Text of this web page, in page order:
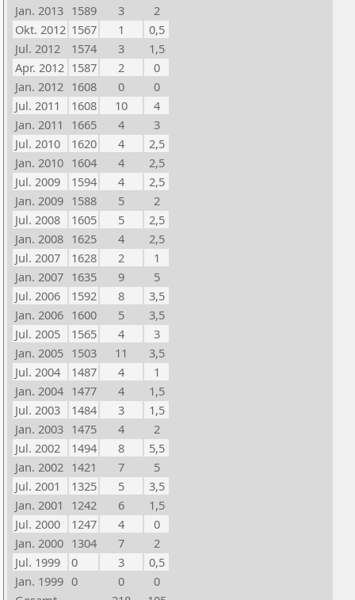
Jan. 2013 1589 3
2
Okt. 2012 1567 1
0,5
Jul. 2012
1574 3
1,5
Apr. 2012 1587 2
0
Jan. 2012 1608 0
0
Jul. 2011
1608 10
4
Jan. 2011
1665 4
3
Jul. 2010
1620 4
2,5
Jan. 2010 1604 4
2,5
Jul. 2009
1594 4
2,5
Jan. 2009 1588 5
2
Jul. 2008
1605 5
2,5
Jan. 2008 1625 4
2,5
Jul. 2007
1628 2
1
Jan. 2007 1635 9
5
Jul. 2006
1592 8
3,5
Jan. 2006 1600 5
3,5
Jul. 2005
1565 4
3
Jan. 2005 1503 11
3,5
Jul. 2004
1487 4
1
Jan. 2004 1477 4
1,5
Jul. 2003
1484 3
1,5
Jan. 2003 1475 4
2
Jul. 2002
1494 8
5,5
Jan. 2002 1421 7
5
Jul. 2001
1325 5
3,5
Jan. 2001
1242 6
1,5
Jul. 2000
1247 4
0
Jan. 2000 1304 7
2
Jul. 1999
0 3
0,5
Jan. 1999 0 0
0